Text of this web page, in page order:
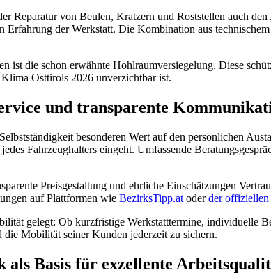
Reparatur von Beulen, Kratzern und Roststellen auch
der Werkstatt. Die Kombination aus
ist die schon erwähnte Hohlraumversiegelung. Diese
Osttirols 2026 unverzichtbar ist.
und transparente
besonderen Wert auf den persönlichen
Fahrzeughalters eingeht. Umfassende
Preisgestaltung und ehrliche Einschätzungen
auf Plattformen wie BezirksTipp.at oderder offiziellen
gelegt: Ob kurzfristige Werkstatttermine, individuelle
Mobilität seiner Kunden jederzeit zu sichern.
Basis für exzellente